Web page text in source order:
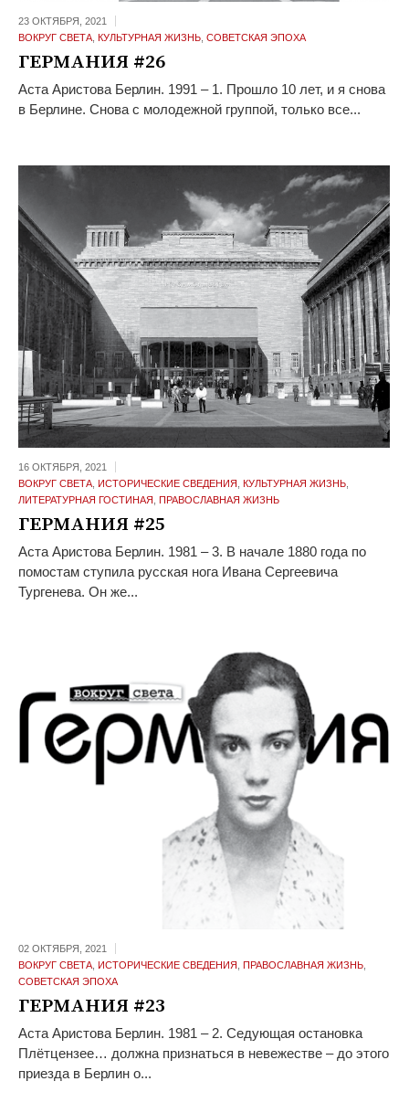
23 ОКТЯБРЯ, 2021
ВОКРУГ СВЕТА, КУЛЬТУРНАЯ ЖИЗНЬ, СОВЕТСКАЯ ЭПОХА
ГЕРМАНИЯ #26
Аста Аристова Берлин. 1991 – 1. Прошло 10 лет, и я снова
в Берлине. Снова с молодежной группой, только все...
16 ОКТЯБРЯ, 2021
ВОКРУГ СВЕТА, ИСТОРИЧЕСКИЕ СВЕДЕНИЯ КУЛЬТУРНАЯ ЖИЗНЬ,
ЛИТЕРАТУРНАЯ ГОСТИНАЯ ПРАВОСЛАВНАЯ ЖИЗНЬ
ГЕРМАНИЯ #25
Аста Аристова Берлин. 1981 – 3. В начале 1880 года по
помостам ступила русская нога Ивана Сергеевича
Тургенева. Он же...
02 ОКТЯБРЯ, 2021
ВОКРУГ СВЕТА, ИСТОРИЧЕСКИЕ СВЕДЕНИЯ , ПРАВОСЛАВНАЯ ЖИЗНЬ,
СОВЕТСКАЯ ЭПОХА
ГЕРМАНИЯ #23
Аста Аристова Берлин. 1981 – 2. Седующая остановка
Плётцензее… должна признаться в невежестве – до этого
приезда в Берлин о...